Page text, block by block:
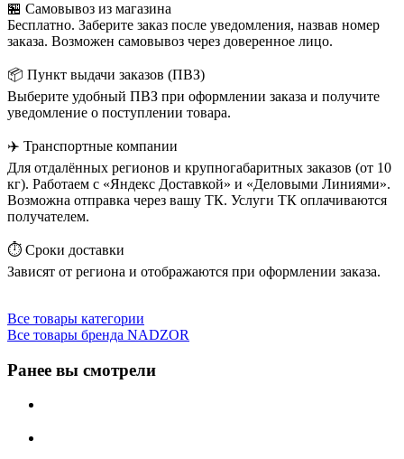
🏪 Самовывоз из магазина
Бесплатно. Заберите заказ после уведомления, назвав номер
заказа. Возможен самовывоз через доверенное лицо.
📦 Пункт выдачи заказов (ПВЗ)
Выберите удобный ПВЗ при оформлении заказа и получите
уведомление о поступлении товара.
✈️ Транспортные компании
Для отдалённых регионов и крупногабаритных заказов (от 10
кг). Работаем с «Яндекс Доставкой» и «Деловыми Линиями».
Возможна отправка через вашу ТК. Услуги ТК оплачиваются
получателем.
⏱️ Сроки доставки
Зависят от региона и отображаются при оформлении заказа.
Все товары категории
Все товары бренда NADZOR
Ранее вы смотрели